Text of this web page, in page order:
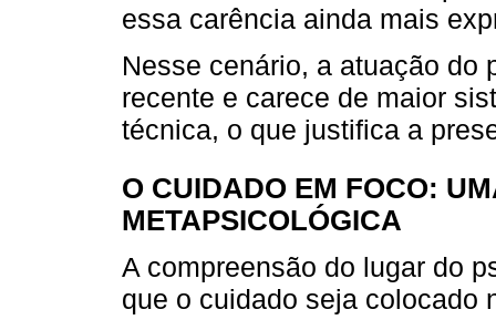
essa carência ainda mais
Nesse cenário, a atuação do
recente e carece de maior
técnica, o que justifica a
O CUIDADO EM FOCO:
METAPSICOLÓGICA
A compreensão do lugar do
que o cuidado seja colocado